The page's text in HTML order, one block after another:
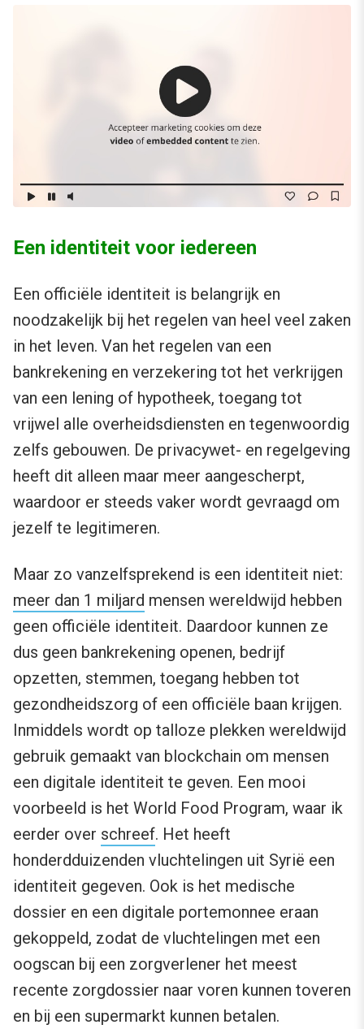
Een identiteit voor iedereen
Een officiële identiteit is belangrijk en
noodzakelijk bij het regelen van heel veel zaken
in het leven. Van het regelen van een
bankrekening en verzekering tot het verkrijgen
van een lening of hypotheek, toegang tot
vrijwel alle overheidsdiensten en tegenwoordig
zelfs gebouwen. De privacywet- en regelgeving
heeft dit alleen maar meer aangescherpt,
waardoor er steeds vaker wordt gevraagd om
jezelf te legitimeren.
Maar zo vanzelfsprekend is een identiteit niet:
meer dan 1 miljard mensen wereldwijd hebben
geen officiële identiteit. Daardoor kunnen ze
dus geen bankrekening openen, bedrijf
opzetten, stemmen, toegang hebben tot
gezondheidszorg of een officiële baan krijgen.
Inmiddels wordt op talloze plekken wereldwijd
gebruik gemaakt van blockchain om mensen
een digitale identiteit te geven. Een mooi
voorbeeld is het World Food Program, waar ik
eerder over schreef. Het heeft
honderdduizenden vluchtelingen uit Syrië een
identiteit gegeven. Ook is het medische
dossier en een digitale portemonnee eraan
gekoppeld, zodat de vluchtelingen met een
oogscan bij een zorgverlener het meest
recente zorgdossier naar voren kunnen toveren
en bij een supermarkt kunnen betalen.